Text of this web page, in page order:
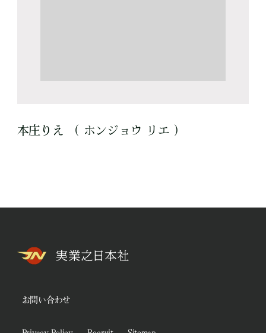
本庄りえ （ ホンジョウ リエ ）
お問い合わせ